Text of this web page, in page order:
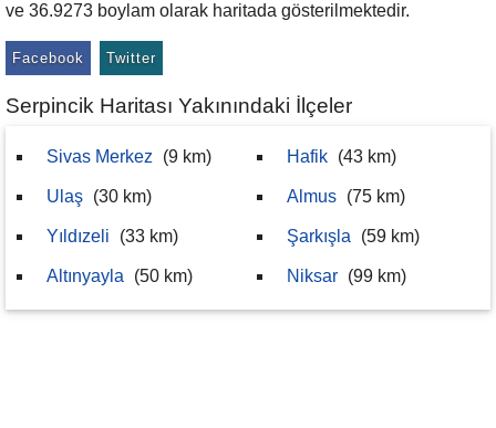
ve 36.9273 boylam olarak haritada gösterilmektedir.
Facebook Twitter
Serpincik Haritası Yakınındaki İlçeler
Sivas Merkez (9 km)
Ulaş (30 km)
Yıldızeli (33 km)
Altınyayla (50 km)
Hafik (43 km)
Almus (75 km)
Şarkışla (59 km)
Niksar (99 km)